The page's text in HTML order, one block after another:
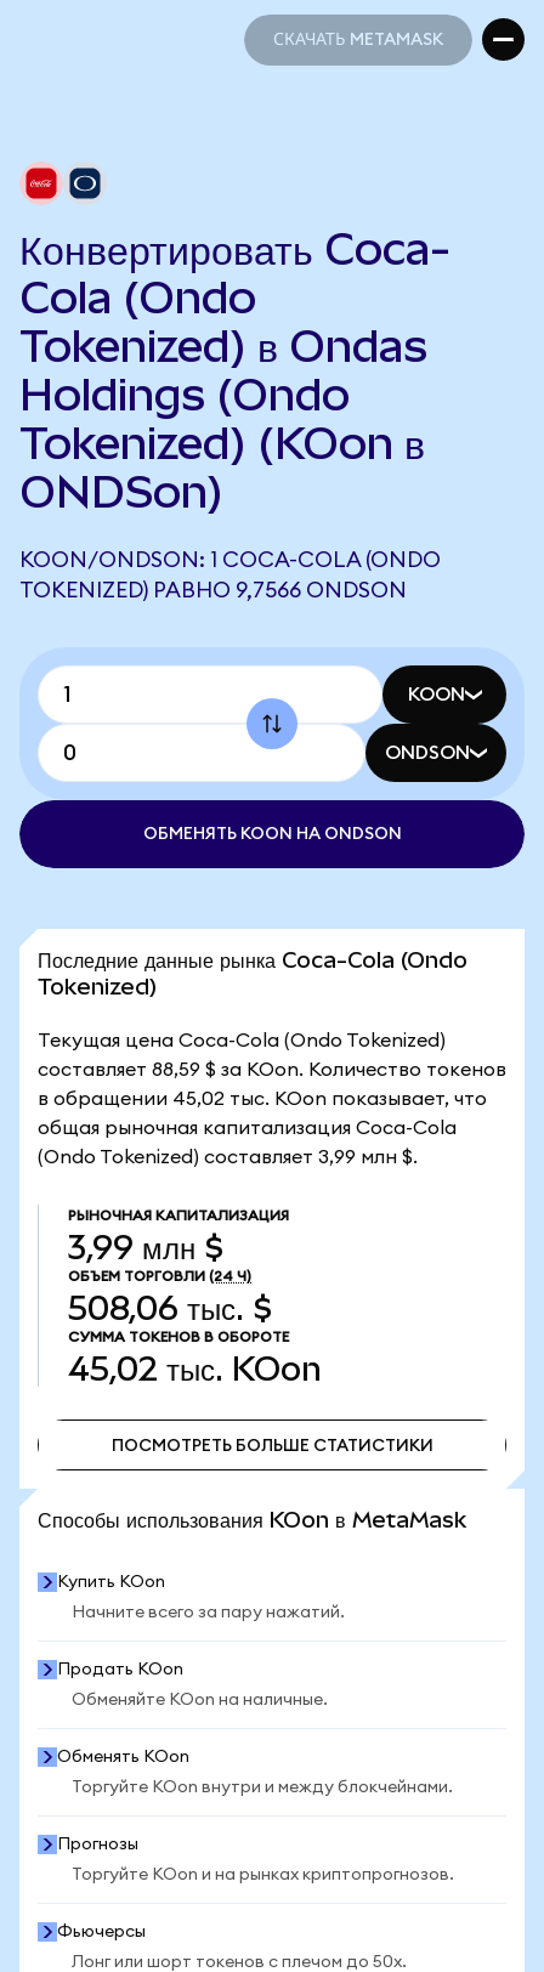
СКАЧАТЬ METAMASK
Конвертировать Coca-
Cola (Ondo
Tokenized) в Ondas
Holdings (Ondo
Tokenized) (KOon в
ONDSon)
KOON/ONDSON: 1 COCA-COLA (ONDO
TOKENIZED) РАВНО 9,7566 ONDSON
KOON
ONDSON
ОБМЕНЯТЬ KOON НА ONDSON
Последние данные рынка Coca-Cola (Ondo
Tokenized)
Текущая цена Coca-Cola (Ondo Tokenized)
составляет 88,59 $ за KOon. Количество токенов
в обращении 45,02 тыс. KOon показывает, что
общая рыночная капитализация Coca-Cola
(Ondo Tokenized) составляет 3,99 млн $.
РЫНОЧНАЯ КАПИТАЛИЗАЦИЯ
3,99 млн $
ОБЪЕМ ТОРГОВЛИ (24 Ч)
508,06 тыс. $
СУММА ТОКЕНОВ В ОБОРОТЕ
45,02 тыс. KOon
ПОСМОТРЕТЬ БОЛЬШЕ СТАТИСТИКИ
Способы использования KOon в MetaMask
Купить KOon
Начните всего за пару нажатий.
Продать KOon
Обменяйте KOon на наличные.
Обменять KOon
Торгуйте KOon внутри и между блокчейнами.
Прогнозы
Торгуйте KOon и на рынках криптопрогнозов.
Фьючерсы
Лонг или шорт токенов с плечом до 50x.